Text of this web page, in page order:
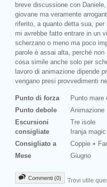
breve discussione con
giovane ma veramente
riferito, a quanto detta sua,
mi avrebbe fatto entrare in un
scherzano o meno ma poco
parole è assai alta, perché
cosa simile anche solo per
lavoro di animazione dipende
vengano presi provvedimenti
Punto di forza
Punto mare
Punto debole
Animazione
Escursioni
consigliate
Tre isole
Iranja magic
Consigliato a
Coppie
Mese
Giugno
Commenti (0) Trovi utile